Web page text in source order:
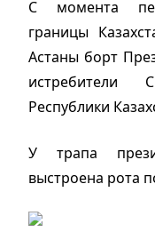
С момента
границы
Астаны борт
истребители
Республики
У трапа
выстроена рота